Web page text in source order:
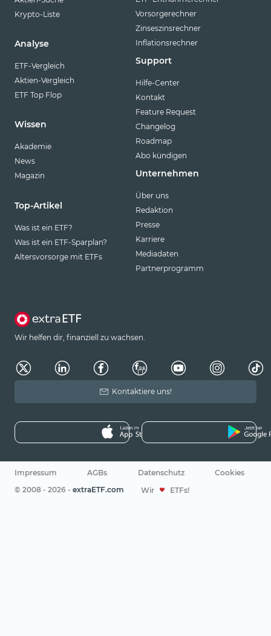
Krypto-Liste
Analyse
ETF-Vergleich
Aktien-Vergleich
ETF Top Flop
Wissen
Akademie
News
Magazin
Top-Artikel
Was ist ein ETF?
Was ist ein ETF-Sparplan?
Altersvorsorge mit ETFs
Vorsorgerechner
Zinseszinsrechner
Inflationsrechner
Support
Hilfe-Center
Kontakt
Feature Request
Changelog
Roadmap
Abo kündigen
Unternehmen
Über uns
Redaktion
Presse
Karriere
Mediadaten
Partnerprogramm
Wir helfen dir, finanziell zu wachsen.
Kontaktiere uns!
Impressum AGBs Datenschutz
Cookies
© 2008 - 2026 - extraETF.com Wir ETFs!